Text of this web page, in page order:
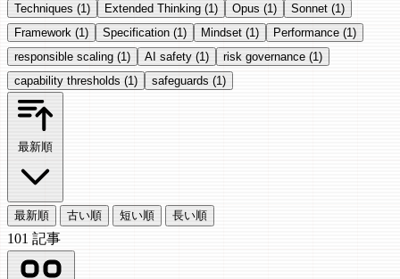
Techniques (1) Extended Thinking (1) Opus (1) Sonnet (1)
Framework (1) Specification (1) Mindset (1) Performance (1)
responsible scaling (1) AI safety (1) risk governance (1)
capability thresholds (1) safeguards (1)
最新順
最新順 古い順 短い順 長い順
101 記事